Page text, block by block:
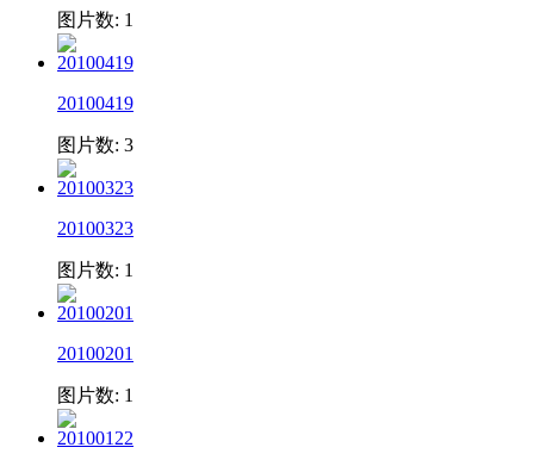
图片数: 1
20100419
图片数: 3
20100323
图片数: 1
20100201
图片数: 1